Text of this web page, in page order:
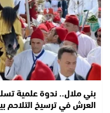
بني ملال.. ندوة علمية
العرش في ترسيخ